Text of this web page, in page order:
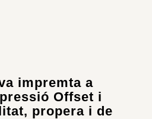
impremta a
Offset i
propera i de